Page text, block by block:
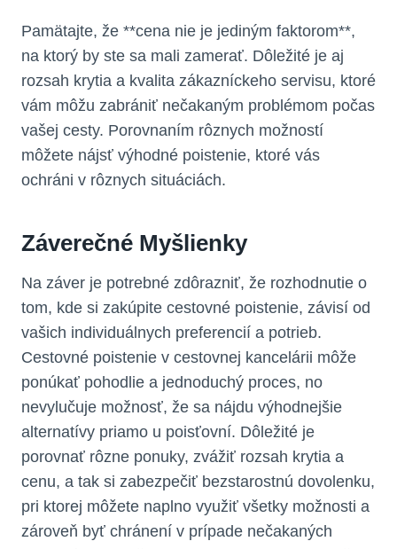
Pamätajte, že **cena nie je jediným faktorom**,
na ktorý by ste sa mali zamerať. Dôležité je aj
rozsah krytia a kvalita zákazníckeho servisu, ktoré
vám môžu zabrániť nečakaným problémom počas
vašej cesty. Porovnaním rôznych možností
môžete nájsť výhodné poistenie, ktoré vás
ochráni v rôznych situáciách.
Záverečné Myšlienky
Na záver je potrebné zdôrazniť, že rozhodnutie o
tom, kde si zakúpite cestovné poistenie, závisí od
vašich individuálnych preferencií a potrieb.
Cestovné poistenie v cestovnej kancelárii môže
ponúkať pohodlie a jednoduchý proces, no
nevylučuje možnosť, že sa nájdu výhodnejšie
alternatívy priamo u poisťovní. Dôležité je
porovnať rôzne ponuky, zvážiť rozsah krytia a
cenu, a tak si zabezpečiť bezstarostnú dovolenku,
pri ktorej môžete naplno využiť všetky možnosti a
zároveň byť chránení v prípade nečakaných